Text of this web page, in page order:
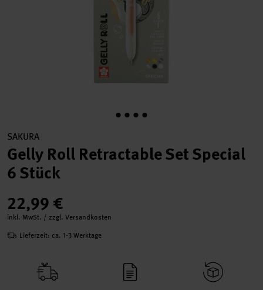
SAKURA
Gelly Roll Retractable Set Special
6 Stück
22,99 €
inkl. MwSt. / zzgl. Versandkosten
Lieferzeit: ca. 1-3 Werktage